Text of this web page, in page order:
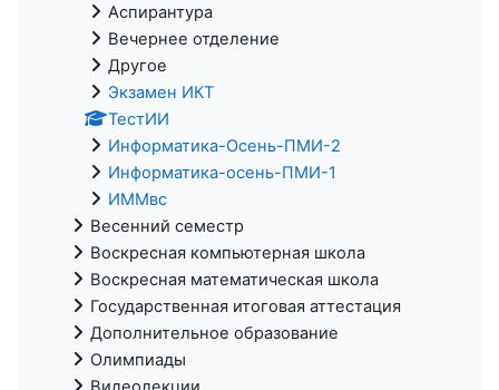
Аспирантура
Вечернее отделение
Другое
Экзамен ИКТ
ТестИИ
Информатика-Осень-ПМИ-2
Информатика-осень-ПМИ-1
ИММвс
Весенний семестр
Воскресная компьютерная школа
Воскресная математическая школа
Государственная итоговая аттестация
Дополнительное образование
Олимпиады